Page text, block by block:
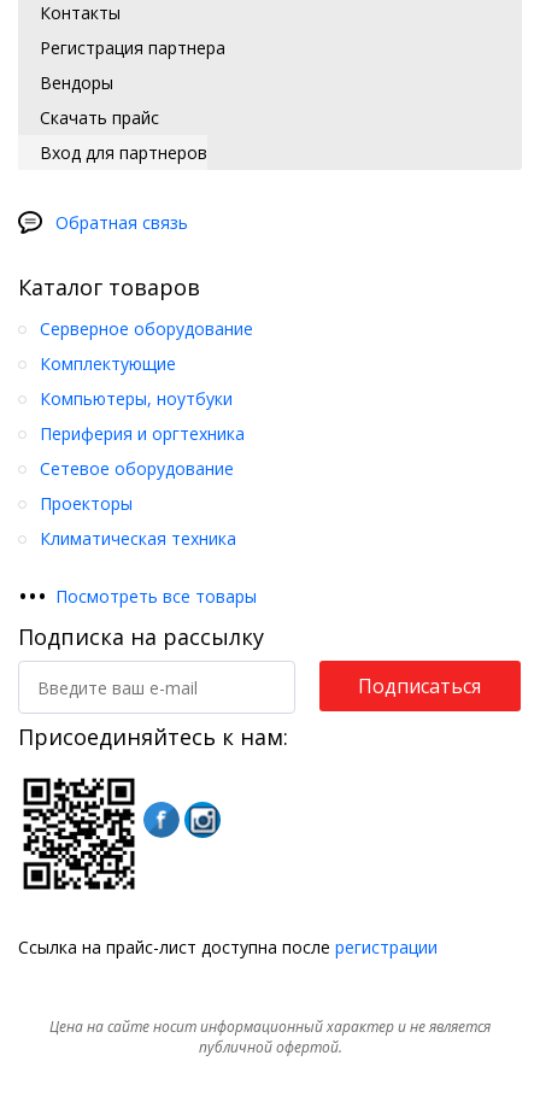
Контакты
Регистрация партнера
Вендоры
Скачать прайс
Вход для партнеров
Обратная связь
Каталог товаров
Серверное оборудование
Комплектующие
Компьютеры, ноутбуки
Периферия и оргтехника
Сетевое оборудование
Проекторы
Климатическая техника
••• Посмотреть все товары
Подписка на рассылку
Подписаться
Присоединяйтесь к нам:
Ссылка на прайс-лист доступна после регистрации
Цена на сайте носит информационный характер и не является
публичной офертой.